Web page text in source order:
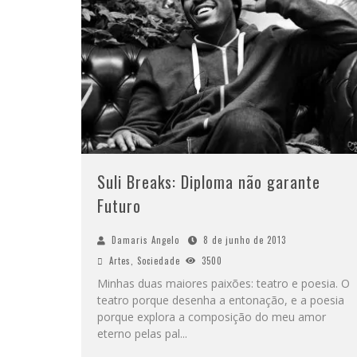
Suli Breaks: Diploma não garante
Futuro
Damaris Angelo
8 de junho de 2013
Artes
Sociedade 3500
Minhas duas maiores paixões: teatro e poesia. O
teatro porque desenha a entonação, e a poesia
porque explora a composição do meu amor
eterno pelas pal...